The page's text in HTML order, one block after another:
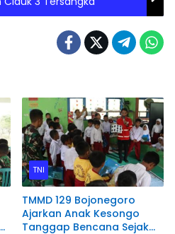
TNI
TMMD 129 Bojonegoro
Ajarkan Anak Kesongo
Tanggap Bencana Sejak